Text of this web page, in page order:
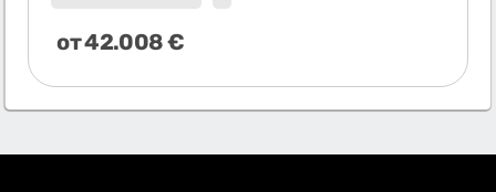
от42.008€